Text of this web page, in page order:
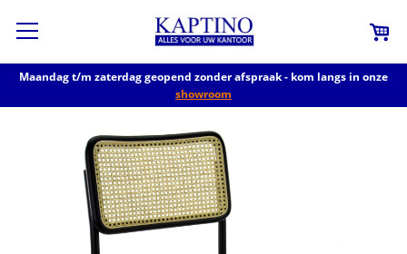
Maandag t/m zaterdag geopend zonder afspraak - kom langs in onze
showroom